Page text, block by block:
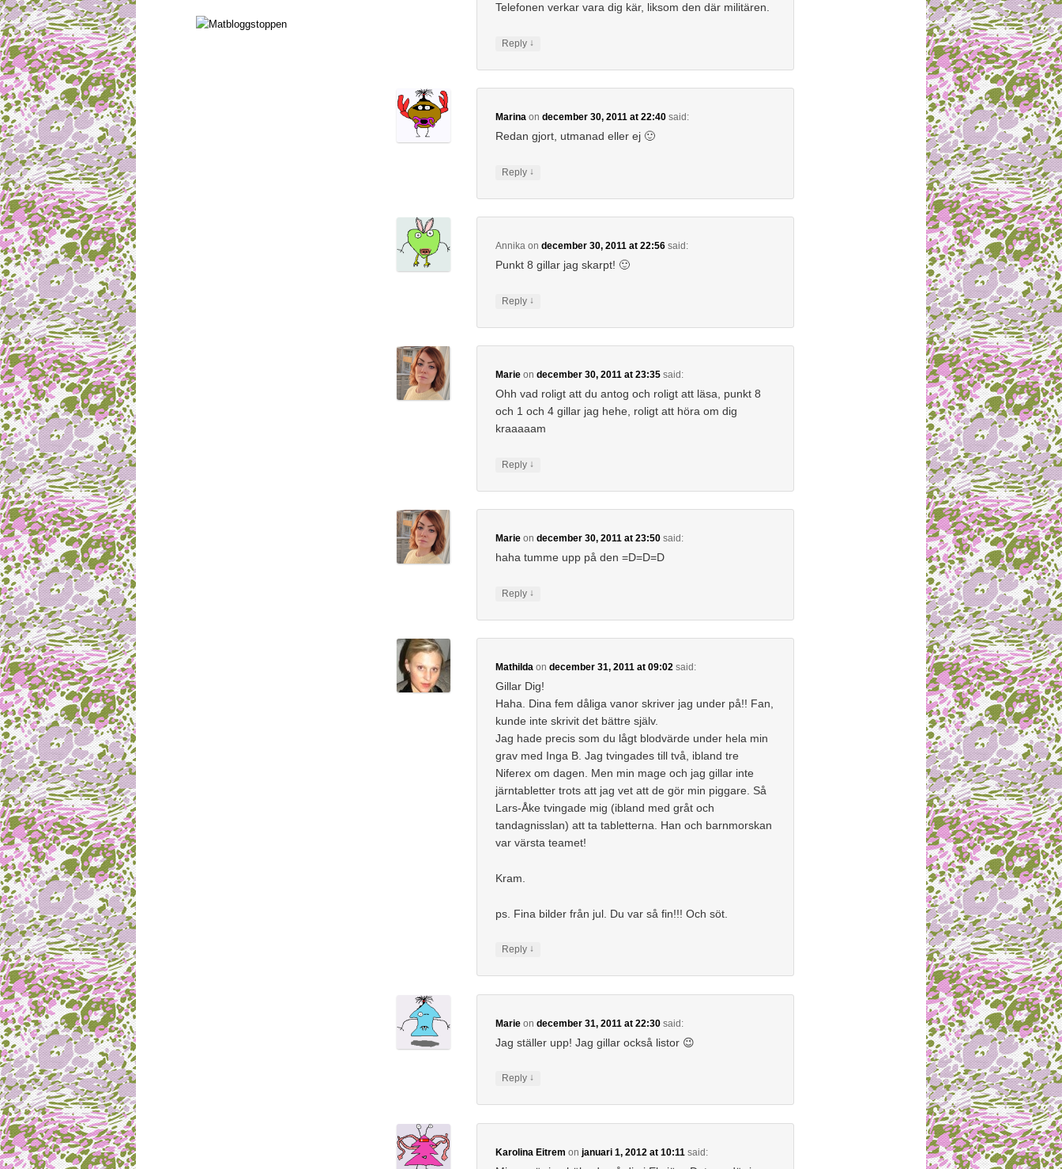
Telefonen verkar vara dig kär, liksom den där militären.
Reply ↓
Marinaon december 30, 2011 at 22:40 said:
Redan gjort, utmanad eller ej 🙂
Reply ↓
Annikaon december 30, 2011 at 22:56 said:
Punkt 8 gillar jag skarpt! 🙂
Reply ↓
Marieon december 30, 2011 at 23:35 said:
Ohh vad roligt att du antog och roligt att läsa, punkt 8
och 1 och 4 gillar jag hehe, roligt att höra om dig
kraaaaam
Reply ↓
Marieon december 30, 2011 at 23:50 said:
haha tumme upp på den =D=D=D
Reply ↓
Mathildaon december 31, 2011 at 09:02 said:
Gillar Dig!
Haha. Dina fem dåliga vanor skriver jag under på!! Fan,
kunde inte skrivit det bättre själv.
Jag hade precis som du lågt blodvärde under hela min
grav med Inga B. Jag tvingades till två, ibland tre
Niferex om dagen. Men min mage och jag gillar inte
järntabletter trots att jag vet att de gör min piggare. Så
Lars-Åke tvingade mig (ibland med gråt och
tandagnisslan) att ta tabletterna. Han och barnmorskan
var värsta teamet!
Kram.
ps. Fina bilder från jul. Du var så fin!!! Och söt.
Reply ↓
Marieon december 31, 2011 at 22:30 said:
Jag ställer upp! Jag gillar också listor 😉
Reply ↓
Karolina Eitrem on januari 1, 2012 at 10:11 said: